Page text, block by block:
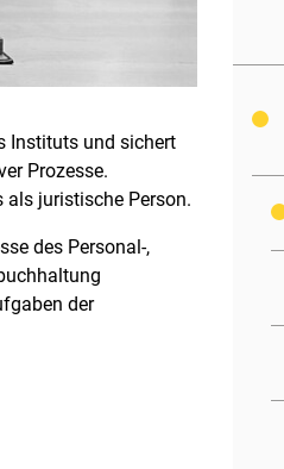
Instituts und sichert
Prozesse.
juristische Person.
des Personal-,
der